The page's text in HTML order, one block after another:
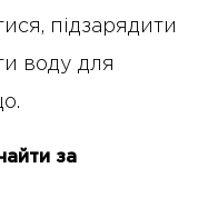
підзарядити
воду для
за